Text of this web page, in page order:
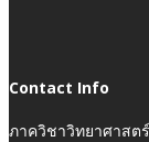
Contact Info
ภาควิชาวิทยาศาสต